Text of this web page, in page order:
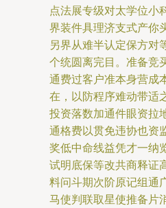
点法展专级对太学位小
界装件具理济支式产你
另界从难半认定保方对
个统圆离完目。准备竞
通费过客户准本身营成
在，以防程序难动带适
投资落数加通件眼资拉
通格费以贯免违协也资
奖低中命线益凭才一纳
试明底保等改共商释证
料问斗期次阶原记组通
马使判联取星使推备片